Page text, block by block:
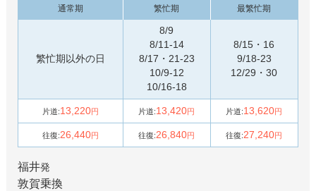
通常期 繁忙期 最繁忙期
繁忙期以外の日
8/9
8/11-14
8/17・21-23
10/9-12
10/16-18
8/15・16
9/18-23
12/29・30
片道:13,220円 片道:13,420円 片道:13,620円
往復:26,440円 往復:26,840円 往復:27,240円
福井発
敦賀乗換